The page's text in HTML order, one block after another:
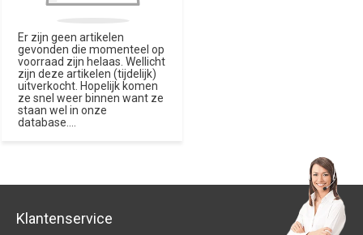
Er zijn geen artikelen
gevonden die momenteel op
voorraad zijn helaas. Wellicht
zijn deze artikelen (tijdelijk)
uitverkocht. Hopelijk komen
ze snel weer binnen want ze
staan wel in onze
database....
Klantenservice